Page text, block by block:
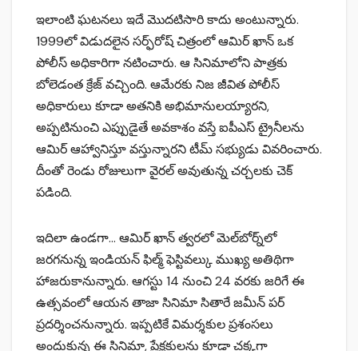
ఇలాంటి ఘటనలు ఇదే మొదటిసారి కాదు అంటున్నారు.
1999లో విడుదలైన సర్ఫ్‌రోష్ చిత్రంలో ఆమిర్‌ ఖాన్‌ ఒక
పోలీస్ అధికారిగా నటించారు. ఆ సినిమాలోని పాత్రకు
బోలెడంత క్రేజ్ వచ్చింది. ఆమేరకు నిజ జీవిత పోలీస్
అధికారులు కూడా అతనికి అభిమానులయ్యారని,
అప్పటినుంచి ఎప్పుడైతే అవకాశం వస్తే ఐపీఎస్ ట్రైనీలను
ఆమిర్‌ ఆహ్వానిస్తూ వస్తున్నారని టీమ్ సభ్యుడు వివరించారు.
దీంతో రెండు రోజులుగా వైరల్ అవుతున్న చర్చలకు చెక్
పడింది.
ఇదిలా ఉండగా… ఆమిర్‌ ఖాన్‌ త్వరలో మెల్‌బోర్న్‌లో
జరగనున్న ఇండియన్ ఫిల్మ్ ఫెస్టివల్కు ముఖ్య అతిథిగా
హాజరుకానున్నారు. ఆగస్టు 14 నుంచి 24 వరకు జరిగే ఈ
ఉత్సవంలో ఆయన తాజా సినిమా సితారే జమీన్ పర్
ప్రదర్శించనున్నారు. ఇప్పటికే విమర్శకుల ప్రశంసలు
అందుకున్న ఈ సినిమా, ప్రేక్షకులను కూడా చక్కగా